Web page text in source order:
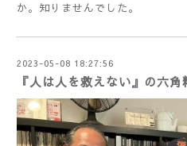
か。知りませんでした。
2023-05-08 18:27:56
『人は人を救えない』の六